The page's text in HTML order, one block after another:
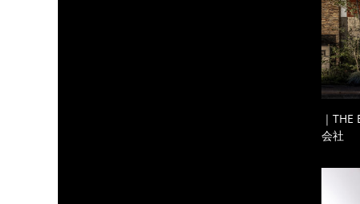
｜
会社